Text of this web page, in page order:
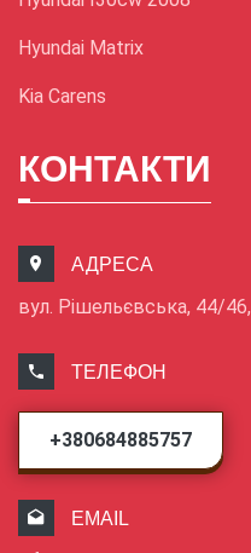
Hyundai Matrix
Kia Carens
КОНТАКТИ
АДРЕСА
вул. Рішельєвська, 44/
ТЕЛЕФОН
+380684885757
EMAIL